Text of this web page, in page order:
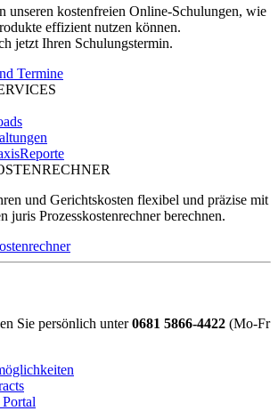
unseren kostenfreien Online-Schulungen, wie
effizient nutzen können.
jetzt Ihren Schulungstermin.
Termine
und Gerichtskosten flexibel und präzise mit
juris Prozesskostenrechner berechnen.
Sie persönlich unter0681 5866-4422 (Mo-Fr